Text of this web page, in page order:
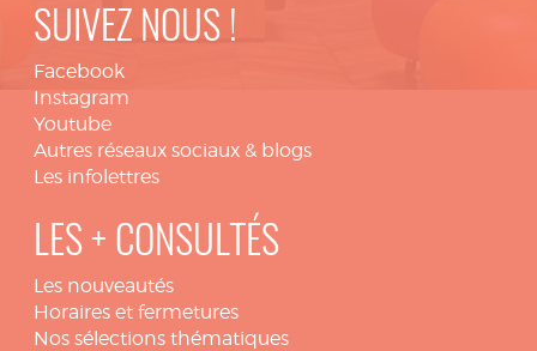
SUIVEZ NOUS !
Facebook
Instagram
Youtube
Autres réseaux sociaux & blogs
Les infolettres
LES + CONSULTÉS
Les nouveautés
Horaires et fermetures
Nos sélections thématiques